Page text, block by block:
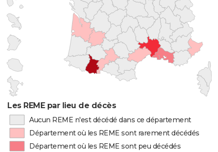
Les REME par lieu de décès
Aucun REME n'est décédé dans ce département
Département où les REME sont rarement décédés
Département où les REME sont peu décédés